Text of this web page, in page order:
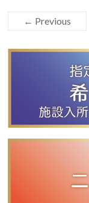
← Previous